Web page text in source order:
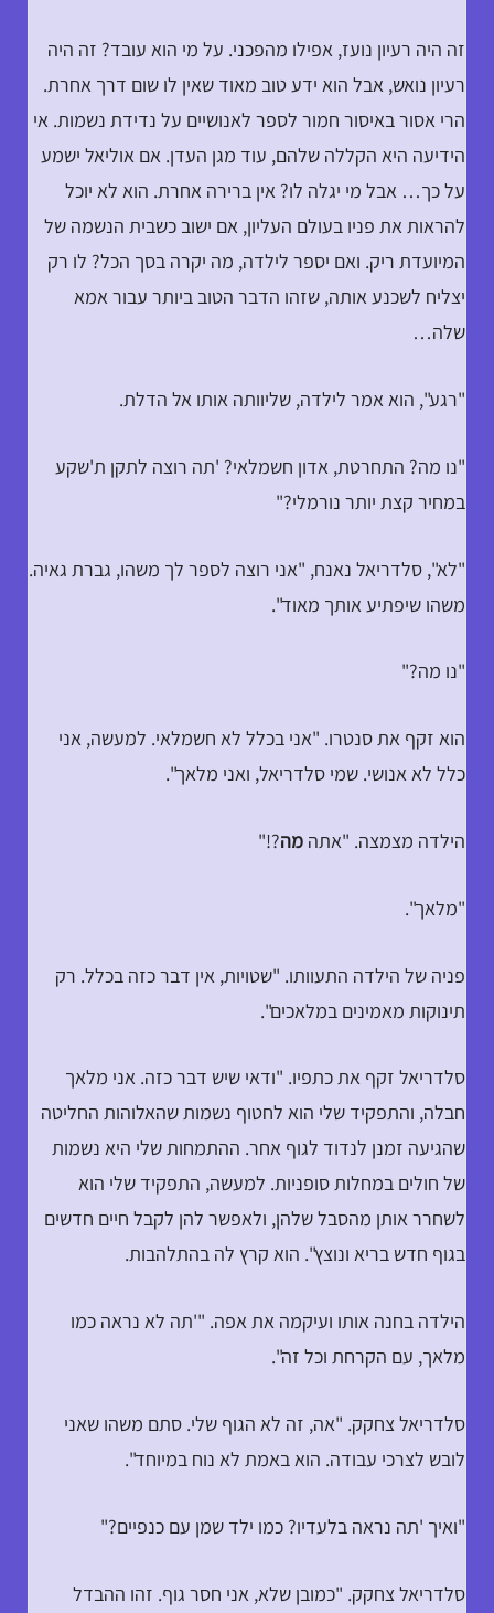
זה היה רעיון נועז, אפילו מהפכני. על מי הוא עובד? זה היה
רעיון נואש, אבל הוא ידע טוב מאוד שאין לו שום דרך אחרת.
הרי אסור באיסור חמור לספר לאנושיים על נדידת נשמות. אי
הידיעה היא הקללה שלהם, עוד מגן העדן. אם אוליאל ישמע
על כך… אבל מי יגלה לו? אין ברירה אחרת. הוא לא יוכל
להראות את פניו בעולם העליון, אם ישוב כשבית הנשמה של
המיועדת ריק. ואם יספר לילדה, מה יקרה בסך הכל? לו רק
יצליח לשכנע אותה, שזהו הדבר הטוב ביותר עבור אמא
שלה…
"רגע", הוא אמר לילדה, שליוותה אותו אל הדלת.
"נו מה? התחרטת, אדון חשמלאי? 'תה רוצה לתקן ת'שקע
במחיר קצת יותר נורמלי?"
"לא", סלדריאל נאנח, "אני רוצה לספר לך משהו, גברת גאיה.
משהו שיפתיע אותך מאוד".
"נו מה?"
הוא זקף את סנטרו. "אני בכלל לא חשמלאי. למעשה, אני
כלל לא אנושי. שמי סלדריאל, ואני מלאך".
הילדה מצמצה. "אתה מה?!"
"מלאך".
פניה של הילדה התעוותו. "שטויות, אין דבר כזה בכלל. רק
תינוקות מאמינים במלאכים".
סלדריאל זקף את כתפיו. "ודאי שיש דבר כזה. אני מלאך
חבלה, והתפקיד שלי הוא לחטוף נשמות שהאלוהות החליטה
שהגיעה זמנן לנדוד לגוף אחר. ההתמחות שלי היא נשמות
של חולים במחלות סופניות. למעשה, התפקיד שלי הוא
לשחרר אותן מהסבל שלהן, ולאפשר להן לקבל חיים חדשים
בגוף חדש בריא ונוצץ". הוא קרץ לה בהתלהבות.
הילדה בחנה אותו ועיקמה את אפה. "'תה לא נראה כמו
מלאך, עם הקרחת וכל זה".
סלדריאל צחקק. "אה, זה לא הגוף שלי. סתם משהו שאני
לובש לצרכי עבודה. הוא באמת לא נוח במיוחד".
"ואיך 'תה נראה בלעדיו? כמו ילד שמן עם כנפיים?"
סלדריאל צחקק. "כמובן שלא, אני חסר גוף. זהו ההבדל